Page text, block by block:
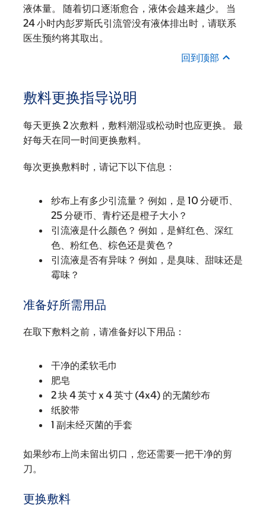
液体量。 随着切口逐渐愈合，液体会越来越少。 当
24 小时内彭罗斯氏引流管没有液体排出时，请联系
医生预约将其取出。
回到顶部
敷料更换指导说明
每天更换 2 次敷料，敷料潮湿或松动时也应更换。 最
好每天在同一时间更换敷料。
每次更换敷料时，请记下以下信息：
纱布上有多少引流量？ 例如，是 10 分硬币、
25 分硬币、青柠还是橙子大小？
引流液是什么颜色？ 例如，是鲜红色、深红
色、粉红色、棕色还是黄色？
引流液是否有异味？ 例如，是臭味、甜味还是
霉味？
准备好所需用品
在取下敷料之前，请准备好以下用品：
干净的柔软毛巾
肥皂
2 块 4 英寸 x 4 英寸 (4x4) 的无菌纱布
纸胶带
1 副未经灭菌的手套
如果纱布上尚未留出切口，您还需要一把干净的剪
刀。
更换敷料